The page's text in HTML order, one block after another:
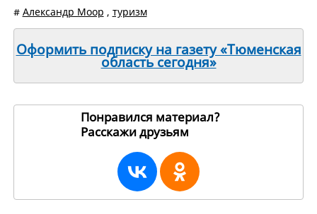
# Александр Моор , туризм
Оформить подписку на газету «Тюменская
область сегодня»
Понравился материал?
Расскажи друзьям